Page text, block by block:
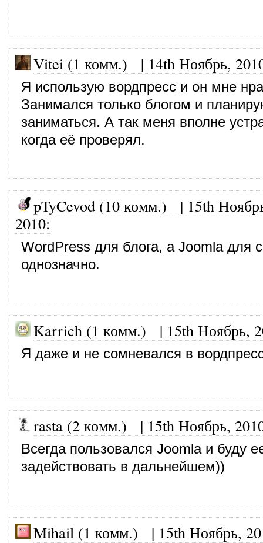
Vitei (1 комм.) | 14th Ноябрь,
Я использую вордпресс и он мне
Занимался только блогом и
заниматься. А так меня вполне
когда её проверял.
pTyCevod (10 комм.) | 15th
2010:
WordPress для блога, а Joomla для
однозначно.
Karrich (1 комм.) | 15th Ноябрь,
Я даже и не сомневался в
rasta (2 комм.) | 15th Ноябрь,
Всегда пользовался Joomla и буду
задействовать в дальнейшем))
Mihail (1 комм.) | 15th Ноябрь,